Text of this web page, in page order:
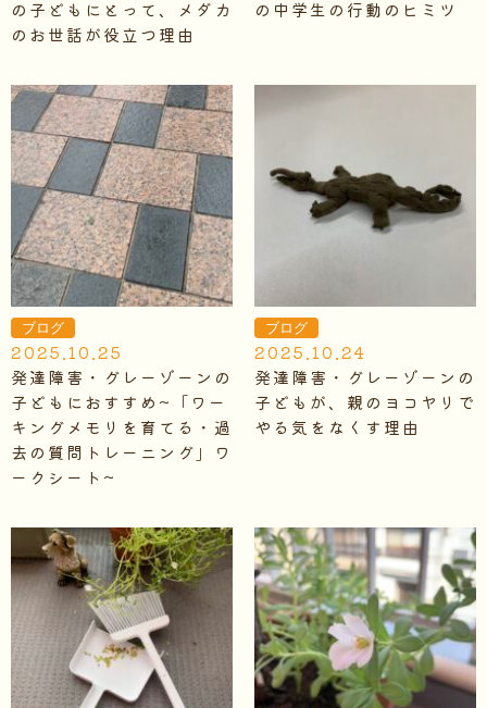
の子どもにとって、メダカ
のお世話が役立つ理由
の中学生の行動のヒミツ
ブログ
2025.10.25
発達障害・グレーゾーンの
子どもにおすすめ~「ワー
キングメモリを育てる・過
去の質問トレーニング」ワ
ークシート~
ブログ
2025.10.24
発達障害・グレーゾーンの
子どもが、親のヨコヤリで
やる気をなくす理由